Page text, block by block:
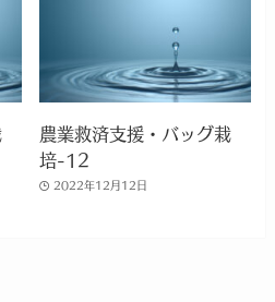
農業救済支援・バッグ栽
培-12
2022年12月12日